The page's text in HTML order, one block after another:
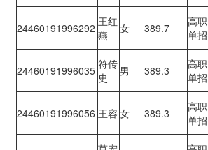
24460191996292 王红
燕
女 389.7
高职
单招
24460191996035 符传
史
男 389.3
高职
单招
24460191996056 王容 女 389.3
高职
单招